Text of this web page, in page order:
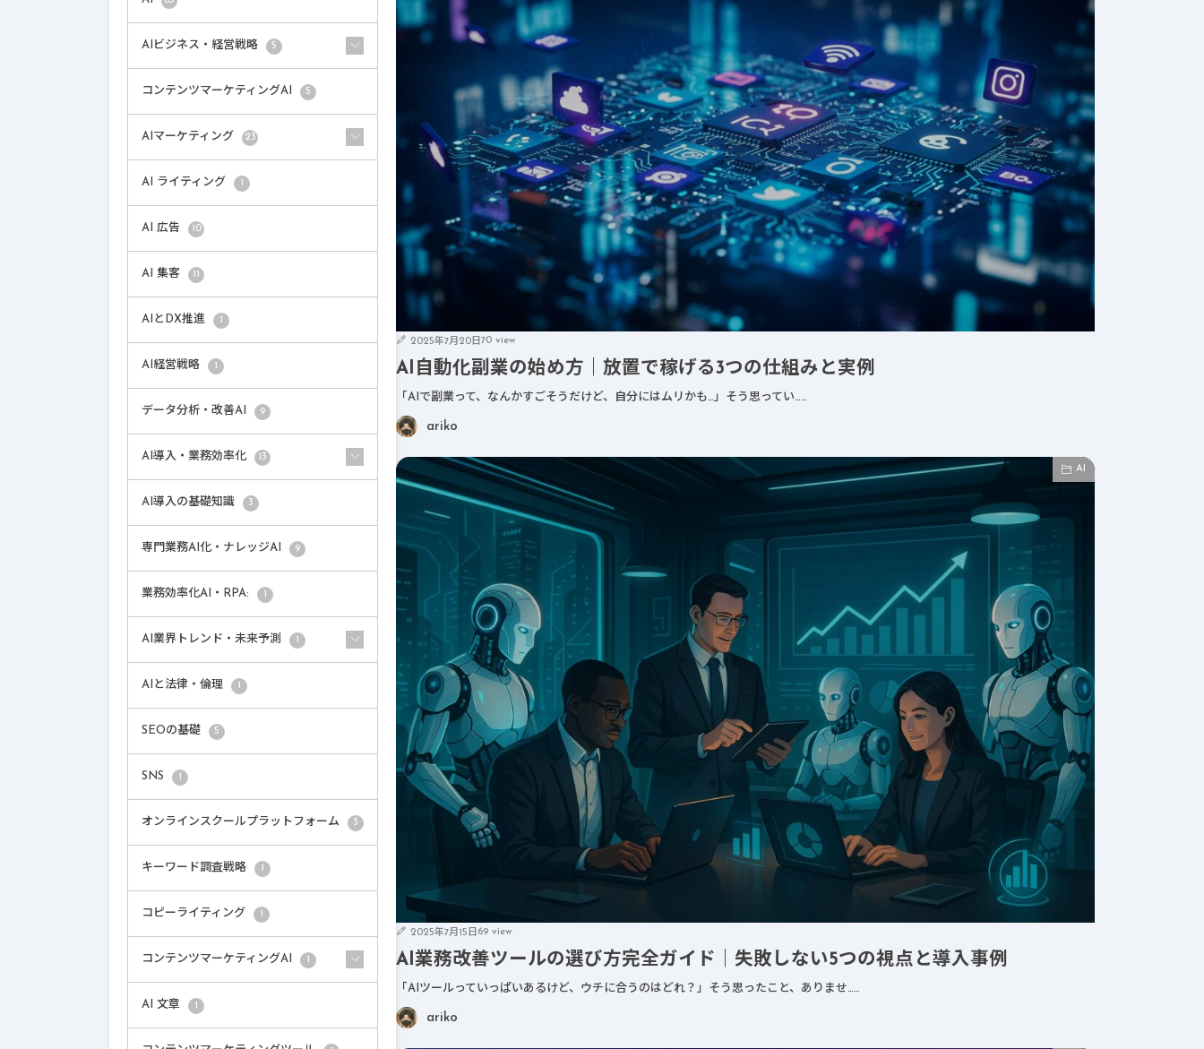
AIビジネス・経営戦略 5
コンテンツマーケティングAI 5
AIマーケティング 23
AI ライティング 1
AI 広告 10
AI 集客 11
AIとDX推進 1
AI経営戦略 1
データ分析・改善AI 9
AI導入・業務効率化 13
AI導入の基礎知識 3
専門業務AI化・ナレッジAI 9
業務効率化AI・RPA: 1
AI業界トレンド・未来予測 1
AIと法律・倫理 1
SEOの基礎 5
SNS 1
オンラインスクールプラットフォーム 3
キーワード調査戦略 1
コピーライティング 1
コンテンツマーケティングAI 1
AI 文章 1
2025年7月20日 70 view
AI自動化副業の始め方｜放置で稼げる3つの仕組みと実例
「AIで副業って、なんかすごそうだけど、自分にはムリかも…」そう思ってい……
ariko
AI
2025年7月15日 69 view
AI業務改善ツールの選び方完全ガイド｜失敗しない5つの視点と導入事例
「AIツールっていっぱいあるけど、ウチに合うのはどれ？」そう思ったこと、ありませ……
ariko